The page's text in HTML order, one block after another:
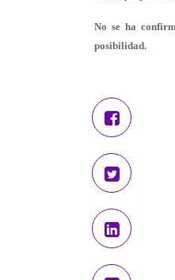
No se ha
posibilidad.